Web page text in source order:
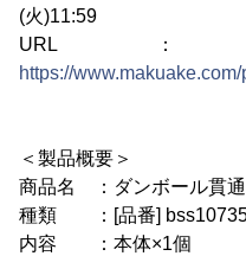
(火)11:59
URL ：
https://
＜製品概要＞
商品名 ：ダンボール貫
種類 ：[品番]
内容 ：本体×1個